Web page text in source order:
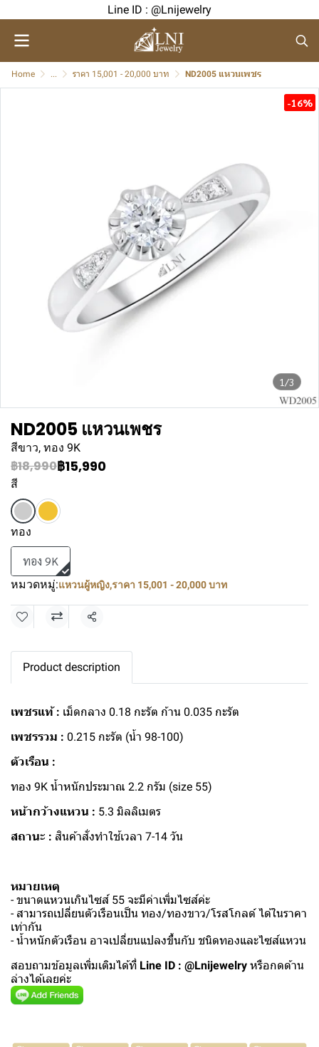
Line ID : @Lnijewelry
Home ... ราคา 15,001 - 20,000 บาท ND2005 แหวนเพชร
1/3
-16%
ND2005 แหวนเพชร
สีขาว, ทอง 9K
฿18,990฿15,990
สี
ทอง
ทอง 9K
หมวดหมู่:แหวนผู้หญิง,ราคา 15,001 - 20,000 บาท
แชร์
Product description
เพชรแท้ : เม็ดกลาง 0.18 กะรัต ก้าน 0.035 กะรัต
เพชรรวม : 0.215 กะรัต (น้ำ 98-100)
ตัวเรือน :
ทอง 9K น้ำหนักประมาณ 2.2 กรัม (size 55)
หน้ากว้างแหวน : 5.3 มิลลิเมตร
สถานะ : สินค้าสั่งทำใช้เวลา 7-14 วัน
หมายเหตุ
- ขนาดแหวนเกินไซส์ 55 จะมีค่าเพิ่มไซส์ค่ะ
- สามารถเปลี่ยนตัวเรือนเป็น ทอง/ทองขาว/โรสโกลด์ ได้ในราคา
เท่ากัน
- น้ำหนักตัวเรือน อาจเปลี่ยนแปลงขึ้นกับ ชนิดทองและไซส์แหวน
สอบถามข้อมูลเพิ่มเติมได้ที่ Line ID : @Lnijewelry หรือกดด้าน
ล่างได้เลยค่ะ